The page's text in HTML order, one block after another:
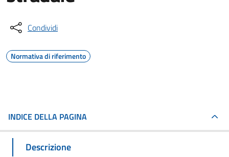
Condividi
Normativa di riferimento
INDICE DELLA PAGINA
Descrizione